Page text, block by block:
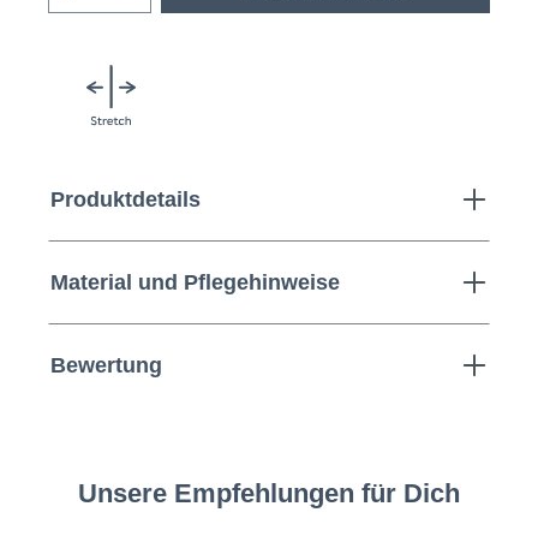
Produktdetails
Material und Pflegehinweise
Bewertung
Unsere Empfehlungen für Dich